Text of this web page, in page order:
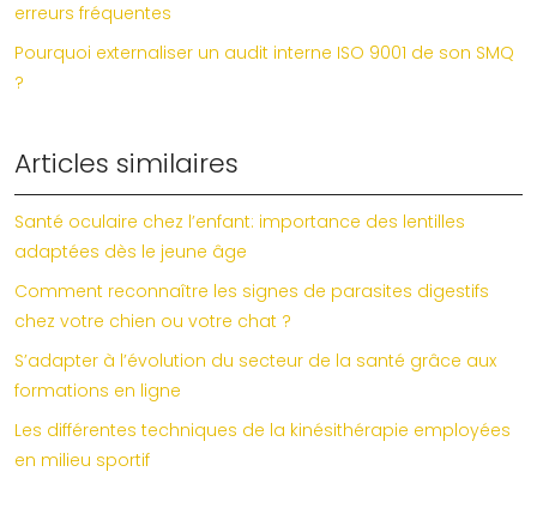
erreurs fréquentes
Pourquoi externaliser un audit interne ISO 9001 de son SMQ
?
Articles similaires
Santé oculaire chez l’enfant: importance des lentilles
adaptées dès le jeune âge
Comment reconnaître les signes de parasites digestifs
chez votre chien ou votre chat ?
S’adapter à l’évolution du secteur de la santé grâce aux
formations en ligne
Les différentes techniques de la kinésithérapie employées
en milieu sportif